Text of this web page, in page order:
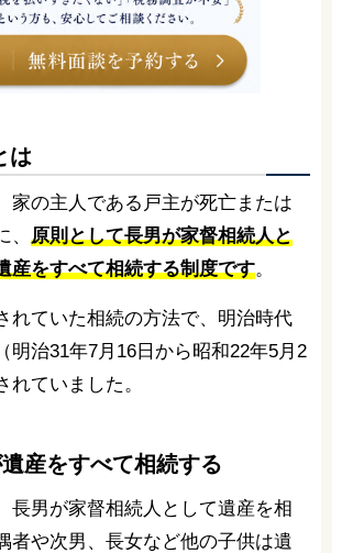
は
家の主人である戸主が死亡または
原則として長男が家督相続人と
産をすべて相続する制度です。
れていた相続の方法で、明治時代
明治31年7月16日から昭和22年5月2
れていました。
産をすべて相続する
長男が家督相続人として遺産を相
者や次男、長女など他の子供は遺